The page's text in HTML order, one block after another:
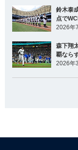
鈴木泰
点で
2026年
森下翔
覇なら
2026年